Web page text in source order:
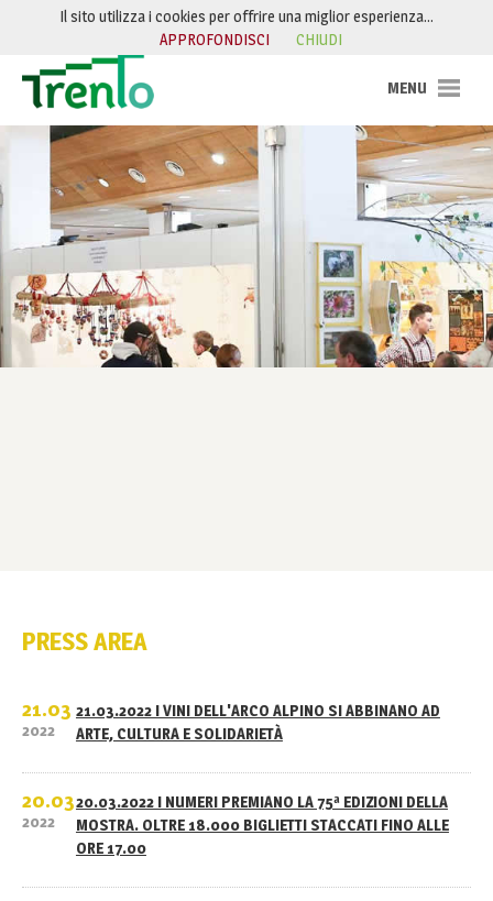
Salta al contenuto
PRESS AREA
21.03
2022
21.03.2022 I VINI DELL'ARCO ALPINO SI ABBINANO AD
ARTE, CULTURA E SOLIDARIETÀ
20.03
2022
20.03.2022 I NUMERI PREMIANO LA 75ª EDIZIONI DELLA
MOSTRA. OLTRE 18.000 BIGLIETTI STACCATI FINO ALLE
ORE 17.00
Il sito utilizza i cookies per offrire una miglior esperienza…
APPROFONDISCI
CHIUDI